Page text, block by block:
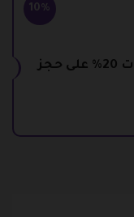
10%
كود خصم تطبيق جيني تخفيضات 20% على حجز